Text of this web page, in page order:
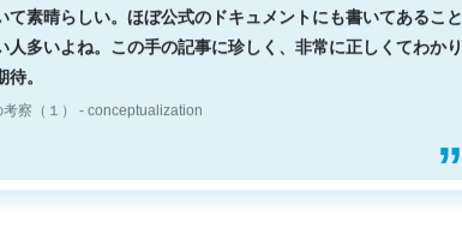
人多いよね。この手の記事に珍しく、非常に正しくてわかり
待。
察（１） - conceptualization